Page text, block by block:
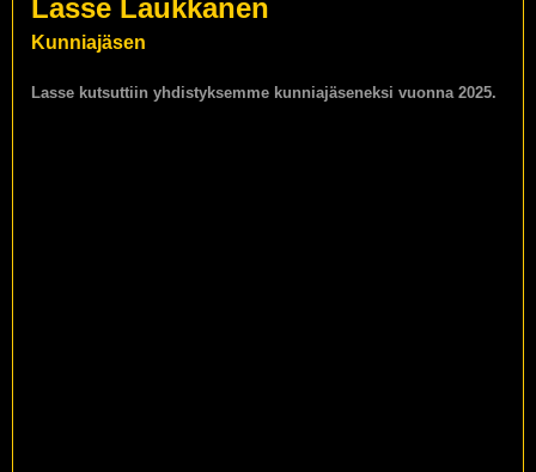
Lasse Laukkanen
Kunniajäsen
Lasse kutsuttiin yhdistyksemme kunniajäseneksi vuonna 2025.